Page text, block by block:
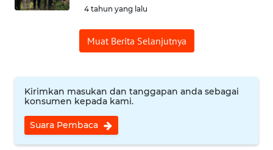
4 tahun yang lalu
Muat Berita Selanjutnya
Kirimkan masukan dan tanggapan anda sebagai
konsumen kepada kami.
Suara Pembaca
WN
INDRAMAYU